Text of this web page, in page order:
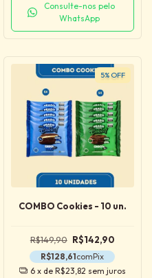
Consulte-nos pelo
WhatsApp
5% OFF
COMBO Cookies - 10 un.
R$149,90 R$142,90
R$128,61comPix
6 x de R$23,82 sem juros